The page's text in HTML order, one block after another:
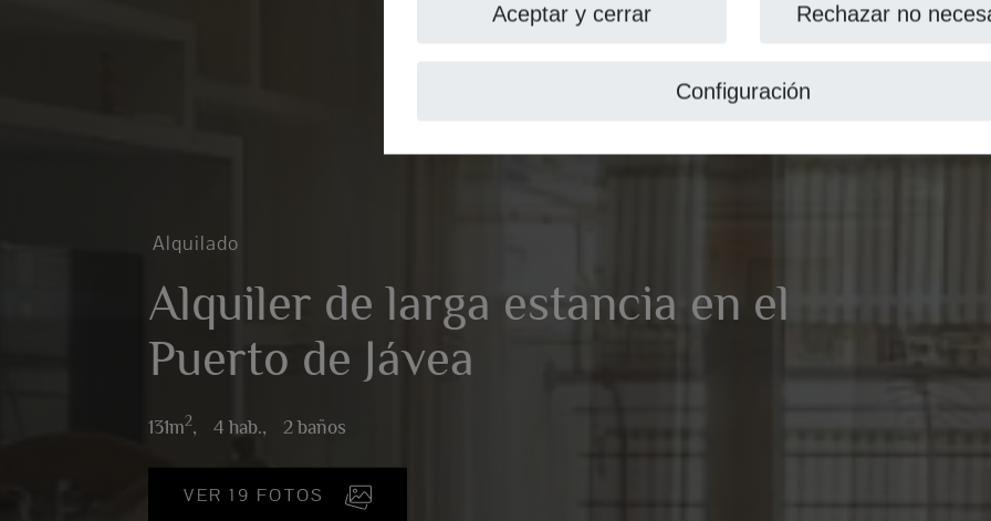
Aceptar y cerrar Rechazar no
Configuración
Alquilado
Alquiler de larga estancia en el
Puerto de Jávea
131m2, 4 hab., 2 baños
VER 19 FOTOS